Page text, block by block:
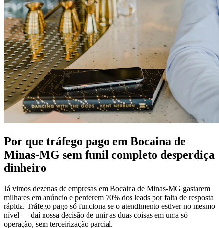
Por que tráfego pago em Bocaina de
Minas-MG sem funil completo desperdiça
dinheiro
Já vimos dezenas de empresas em Bocaina de Minas-MG gastarem
milhares em anúncio e perderem 70% dos leads por falta de resposta
rápida. Tráfego pago só funciona se o atendimento estiver no mesmo
nível — daí nossa decisão de unir as duas coisas em uma só
operação, sem terceirização parcial.